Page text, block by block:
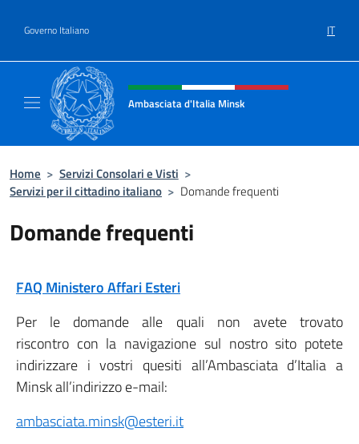
Governo Italiano IT
Intestazione sito, social e menù
Ambasciata d'Italia Minsk
Home > Servizi Consolari e Visti >
Servizi per il cittadino italiano > Domande frequenti
Domande frequenti
FAQ Ministero Affari Esteri
Per le domande alle quali non avete trovato
riscontro con la navigazione sul nostro sito potete
indirizzare i vostri quesiti all’Ambasciata d’Italia a
Minsk all’indirizzo e-mail:
ambasciata.minsk@esteri.it